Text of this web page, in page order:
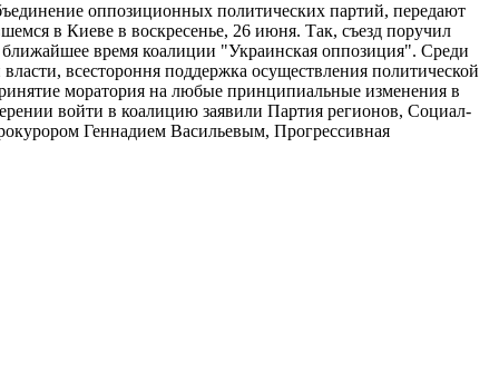
оппозиционных политических партий, передают
в Киеве в воскресенье, 26 июня. Так, съезд поручил
время коалиции "Украинская оппозиция". Среди
всестороння поддержка осуществления политической
моратория на любые принципиальные изменения в
войти в коалицию заявили Партия регионов, Социал-
Геннадием Васильевым, Прогрессивная